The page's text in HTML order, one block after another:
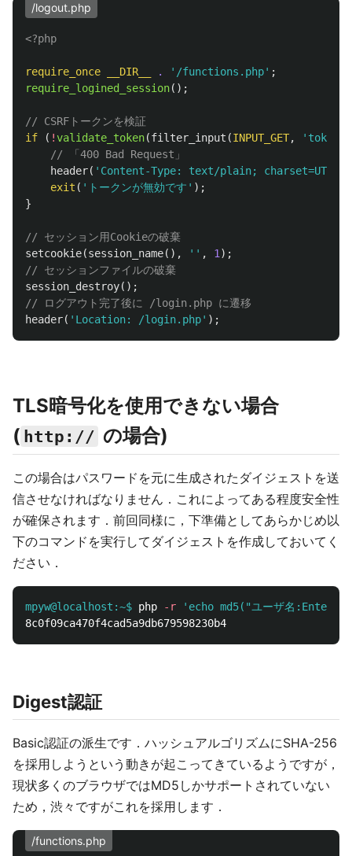
/logout.php
<?php
require_once __DIR__ . '/functions.php' ;
require_logined_session();
// CSRFトークンを検証
if
( !validate_token(filter_input (INPUT_GET, 'token'
// 「400 Bad Request」
header( 'Content-Type: text/plain; charset=UTF-8'
exit ( 'トークンが無効です' );
}
// セッション用Cookieの破棄
setcookie(session_name(), '' , 1 );
// セッションファイルの破棄
session_destroy();
// ログアウト完了後に /login.php に遷移
header( 'Location: /login.php' );
TLS暗号化を使用できない場合
( http:// の場合)
この場合はパスワードを元に生成されたダイジェストを送
信させなければなりません．これによってある程度安全性
が確保されます．前回同様に，下準備としてあらかじめ以
下のコマンドを実行してダイジェストを作成しておいてく
ださい．
mpyw@localhost:~$ php -r
'echo md5("ユーザ名:Enter
Digest認証
Basic認証の派生です．ハッシュアルゴリズムにSHA-256
を採用しようという動きが起こってきているようですが，
現状多くのブラウザではMD5しかサポートされていない
ため，渋々ですがこれを採用します．
/functions.php